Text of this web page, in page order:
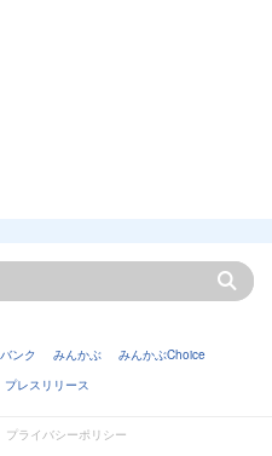
バンク みんかぶ
みんかぶChoice
プレスリリース
プライバシーポリシー